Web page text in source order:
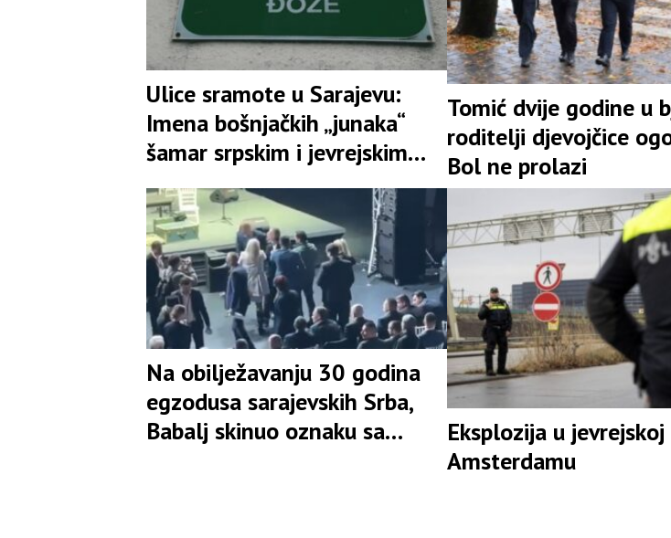
Ulice sramote u Sarajevu:
Imena bošnjačkih „junaka“
šamar srpskim i jevrejskim
žrtvama
Tomić dvije godine u
roditelji djevojčice
Bol ne prolazi
Na obilježavanju 30 godina
egzodusa sarajevskih Srba,
Babalj skinuo oznaku sa
Eksplozija u
Amsterdamu